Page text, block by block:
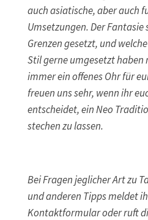
auch asiatische, aber auch
Umsetzungen. Der
Grenzen gesetzt, und
Stil gerne umgesetzt
immer ein offenes Ohr für
freuen uns sehr, wenn ihr
entscheidet, ein Neo
stechen zu lassen.
Bei Fragen jeglicher Art zu
und anderen Tipps meldet
Kontaktformular oder ruft